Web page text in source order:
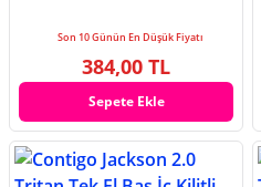
Son 10 Günün En Düşük Fiyatı
384,00 TL
Sepete Ekle